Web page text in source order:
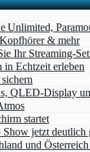
& mehr
Ihr Streaming-
in Echtzeit erleben
QLED‑Display
startet
jetzt deutlich
und